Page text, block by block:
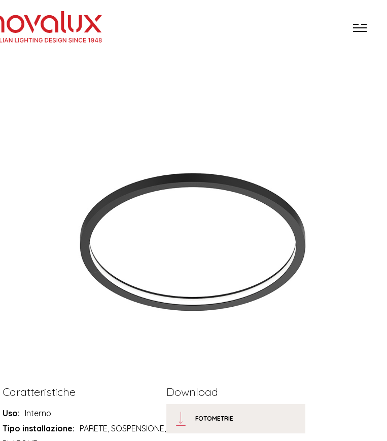
Caratteristiche
Uso: Interno
Tipo installazione: PARETE, SOSPENSIONE,
Download
FOTOMETRIE